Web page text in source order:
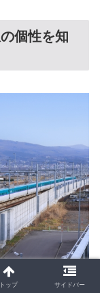
個性を知
トップ サイドバー